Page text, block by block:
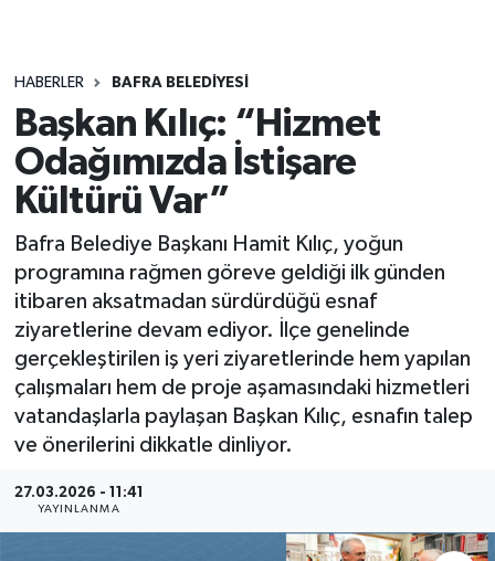
HABERLER BAFRA BELEDIYESI
Başkan Kılıç: “Hizmet
Odağımızda İstişare
Kültürü Var”
Bafra Belediye Başkanı Hamit Kılıç, yoğun
programına rağmen göreve geldiği ilk günden
itibaren aksatmadan sürdürdüğü esnaf
ziyaretlerine devam ediyor. İlçe genelinde
gerçekleştirilen iş yeri ziyaretlerinde hem yapılan
çalışmaları hem de proje aşamasındaki hizmetleri
vatandaşlarla paylaşan Başkan Kılıç, esnafın talep
ve önerilerini dikkatle dinliyor.
27.03.2026 - 11:41
YAYINLANMA